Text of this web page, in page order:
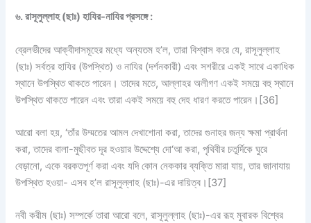
৬. রাসূলুল্লাহ (ছাঃ) হাযির-নাযির প্রসঙ্গে :
ব্রেলভীদের আক্বীদাসমূহের মধ্যে অন্যতম হ’ল, তারা বিশ্বাস করে যে, রাসূলুল্লাহ
(ছাঃ) সর্বত্র হাযির (উপস্থিত) ও নাযির (দর্শনকারী) এবং সশরীরে একই সাথে একাধিক
স্থানে উপস্থিত থাকতে পারেন। তাদের মতে, আল্লাহর অলীগণ একই সময়ে বহু স্থানে
উপস্থিত থাকতে পারেন এবং তারা একই সময়ে বহু দেহ ধারণ করতে পারেন। [36]
আরো বলা হয়, ‘তাঁর উম্মতের আমল দেখাশোনা করা, তাদের গুনাহর জন্য ক্ষমা প্রার্থনা
করা, তাদের বালা-মুছীবত দূর হওয়ার উদ্দেশ্যে দো‘আ করা, পৃথিবীর চতুর্দিকে ঘুরে
বেড়ানো, একে বরকতপূর্ণ করা এবং যদি কোন নেককার ব্যক্তি মারা যায়, তার জানাযায়
উপস্থিত হওয়া- এসব হ’ল রাসূলুল্লাহ (ছাঃ)-এর দায়িত্ব। [37]
নবী করীম (ছাঃ) সম্পর্কে তারা আরো বলে, রাসূলুল্লাহ (ছাঃ)-এর রূহ মুবারক বিশ্বের